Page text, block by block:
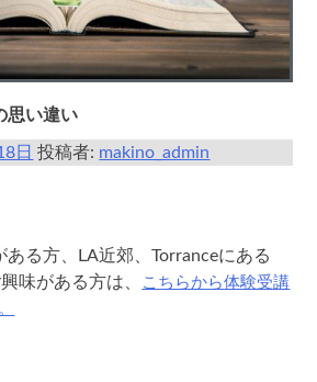
思い違い
日 投稿者: makino_admin
る方、LA近郊、Torranceにある
味がある方は、
こちらから体験受講